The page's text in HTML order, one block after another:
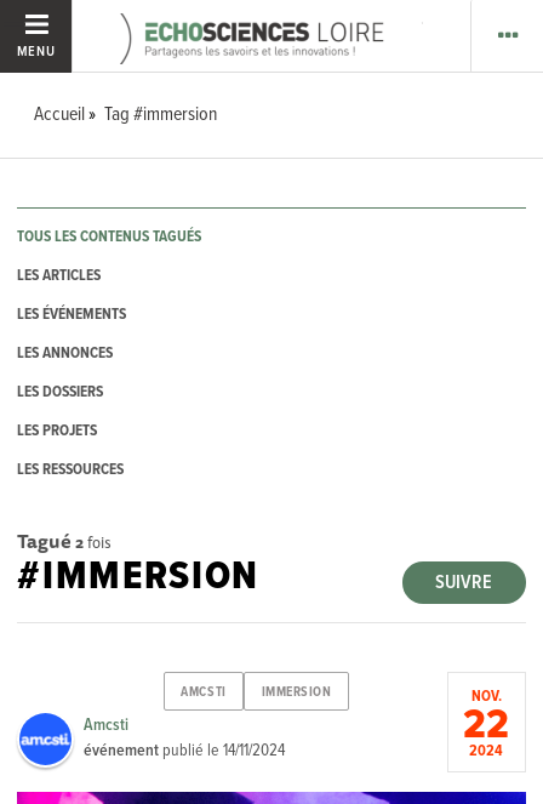
MENU
Accueil Tag #immersion
TOUS LES CONTENUS TAGUÉS
LES ARTICLES
LES ÉVÉNEMENTS
LES ANNONCES
LES DOSSIERS
LES PROJETS
LES RESSOURCES
Tagué 2fois
SUIVRE
#IMMERSION
AMCSTI IMMERSION
Amcsti
événement publié le14/11/2024
NOV.
22
2024